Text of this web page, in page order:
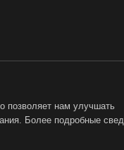
позволяет нам улучшать
Более подробные